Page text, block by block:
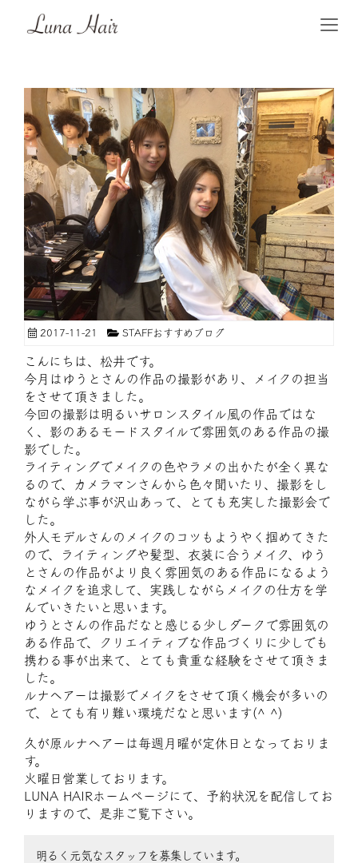
2017-11-21 STAFFおすすめブログ
こんにちは、松井です。
今月はゆうとさんの作品の撮影があり、メイクの担当
をさせて頂きました。
今回の撮影は明るいサロンスタイル風の作品ではな
く、影のあるモードスタイルで雰囲気のある作品の撮
影でした。
ライティングでメイクの色やラメの出かたが全く異な
るので、カメラマンさんから色々聞いたり、撮影をし
ながら学ぶ事が沢山あって、とても充実した撮影会で
した。
外人モデルさんのメイクのコツもようやく掴めてきた
ので、ライティングや髪型、衣装に合うメイク、ゆう
とさんの作品がより良く雰囲気のある作品になるよう
なメイクを追求して、実践しながらメイクの仕方を学
んでいきたいと思います。
ゆうとさんの作品だなと感じる少しダークで雰囲気の
ある作品で、クリエイティブな作品づくりに少しでも
携わる事が出来て、とても貴重な経験をさせて頂きま
した。
ルナヘアーは撮影でメイクをさせて頂く機会が多いの
で、とても有り難い環境だなと思います(^ ^)
久が原ルナヘアーは毎週月曜が定休日となっておりま
す。
火曜日営業しております。
LUNA HAIRホームページにて、予約状況を配信してお
りますので、是非ご覧下さい。
明るく元気なスタッフを募集しています。